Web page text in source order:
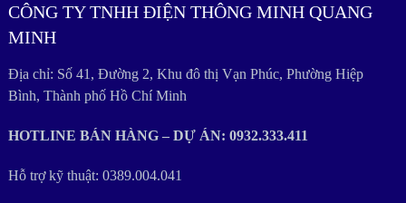
CÔNG TY TNHH ĐIỆN THÔNG MINH QUANG
MINH
Địa chỉ: Số 41, Đường 2, Khu đô thị Vạn Phúc, Phường Hiệp
Bình, Thành phố Hồ Chí Minh
HOTLINE BÁN HÀNG – DỰ ÁN: 0932.333.411
Hỗ trợ kỹ thuật: 0389.004.041